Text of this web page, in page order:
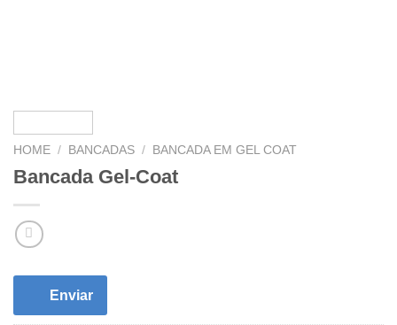
HOME / BANCADAS / BANCADA EM GEL COAT
Bancada Gel-Coat
Enviar